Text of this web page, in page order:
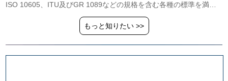
ISO 10605、ITU及びGR 1089などの規格を含む各種の標準を満た
して静電に対して抵抗することができます。
もっと知りたい >>